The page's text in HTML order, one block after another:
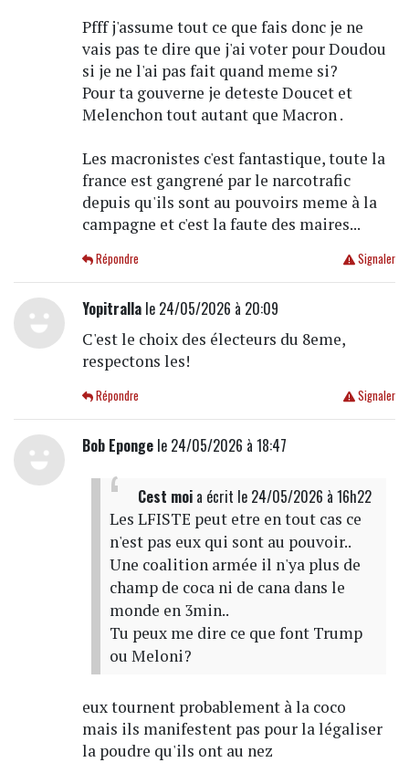
Pfff j'assume tout ce que fais donc je ne
vais pas te dire que j'ai voter pour Doudou
si je ne l'ai pas fait quand meme si?
Pour ta gouverne je deteste Doucet et
Melenchon tout autant que Macron .
Les macronistes c'est fantastique, toute la
france est gangrené par le narcotrafic
depuis qu'ils sont au pouvoirs meme à la
campagne et c'est la faute des maires...
Signaler
Répondre
Yopitrallale 24/05/2026 à 20:09
C'est le choix des électeurs du 8eme,
respectons les!
Signaler
Répondre
Bob Epongele 24/05/2026 à 18:47
Cest moia écrit le 24/05/2026 à 16h22
Les LFISTE peut etre en tout cas ce
n'est pas eux qui sont au pouvoir..
Une coalition armée il n'ya plus de
champ de coca ni de cana dans le
monde en 3min..
Tu peux me dire ce que font Trump
ou Meloni?
eux tournent probablement à la coco
mais ils manifestent pas pour la légaliser
la poudre qu'ils ont au nez